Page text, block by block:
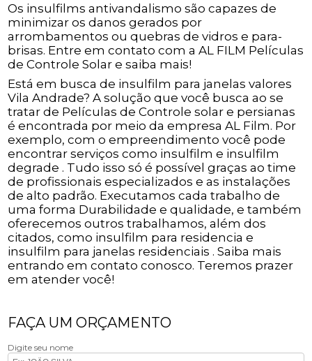
Os insulfilms antivandalismo são capazes de
minimizar os danos gerados por
arrombamentos ou quebras de vidros e para-
brisas. Entre em contato com a AL FILM Películas
de Controle Solar e saiba mais!
Está em busca de insulfilm para janelas valores
Vila Andrade? A solução que você busca ao se
tratar de Películas de Controle solar e persianas
é encontrada por meio da empresa AL Film. Por
exemplo, com o empreendimento você pode
encontrar serviços como insulfilm e insulfilm
degrade . Tudo isso só é possível graças ao time
de profissionais especializados e as instalações
de alto padrão. Executamos cada trabalho de
uma forma Durabilidade e qualidade, e também
oferecemos outros trabalhamos, além dos
citados, como insulfilm para residencia e
insulfilm para janelas residenciais . Saiba mais
entrando em contato conosco. Teremos prazer
em atender você!
FAÇA UM ORÇAMENTO
Digite seu nome